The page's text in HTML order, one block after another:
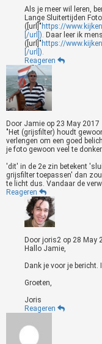
Als je meer wil leren,
Lange Sluitertijden
([url]" https://
[/url]). Daar leer ik
([url]" https://
[/url]).
Reageren
Door Jamie op 23 May 2017
"Het (grijsfilter) houdt
verlengen om een goed
je foto gewoon veel te
'dit' in de 2e zin betekent
grijsfilter toepassen' dan
te licht dus. Vandaar de
Reageren
Door joris2 op 28 May
Hallo Jamie,
Dank je voor je
Groeten,
Joris
Reageren